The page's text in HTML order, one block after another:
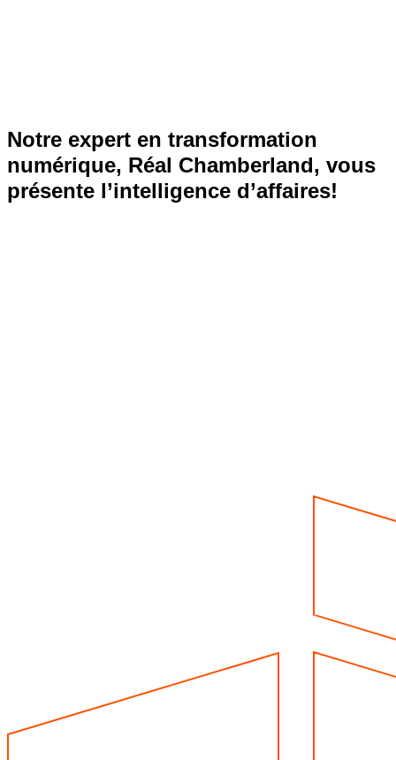
Notre expert en transformation
numérique, Réal Chamberland, vous
présente l’intelligence d’affaires!